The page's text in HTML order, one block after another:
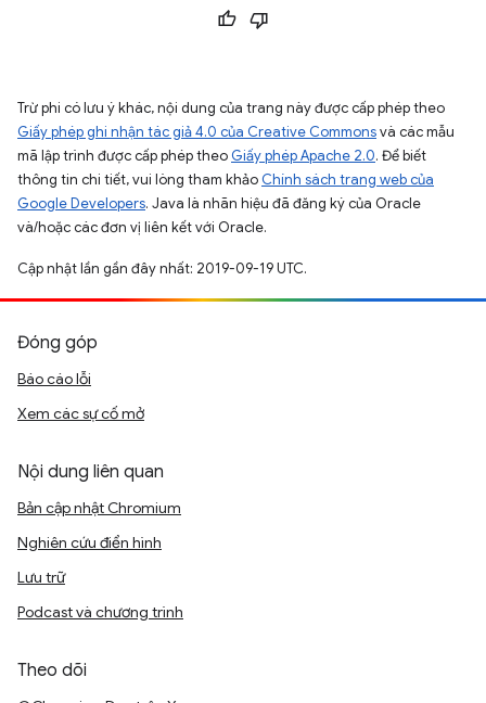
Trừ phi có lưu ý khác, nội dung của trang này được cấp phép theo
Giấy phép ghi nhận tác giả 4.0 của Creative Commonsvà các mẫu
mã lập trình được cấp phép theo Giấy phép Apache 2.0. Để biết
thông tin chi tiết, vui lòng tham khảo Chính sách trang web của
Google Developers. Java là nhãn hiệu đã đăng ký của Oracle
và/hoặc các đơn vị liên kết với Oracle.
Cập nhật lần gần đây nhất: 2019-09-19 UTC.
Đóng góp
Báo cáo lỗi
Xem các sự cố mở
Nội dung liên quan
Bản cập nhật Chromium
Nghiên cứu điển hình
Lưu trữ
Podcast và chương trình
Theo dõi